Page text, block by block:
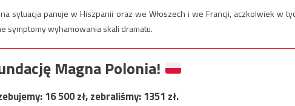
sytuacja panuje w Hiszpanii oraz we Włoszech i we Francji, aczkolwiek w
symptomy wyhamowania skali dramatu.
Magna Polonia!
16 500zł, zebraliśmy:1351 zł.